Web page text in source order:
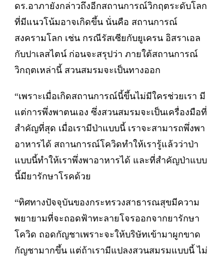
ดร.อาภายังกล่าวถึงอีกสถานการณ์วิกฤตระดับโลก
ที่มีแนวโน้มอาจเกิดขึ้น นั่นคือ สถานการณ์
สงครามโลก เช่น กรณีรัสเซียกับยูเครน อิสราเอล
กับปาเลสไตน์ ก่อนจะสรุปว่า ภายใต้สถานการณ์
วิกฤตเหล่านี้ สวนสมรมจะเป็นทางออก
“เพราะเมื่อเกิดสถานการณ์นี้ขึ้นไม่มีใครช่วยเรา มี
แต่การพึ่งพาตนเอง ซึ่งสวนสมรมจะเป็นเครื่องมือที่
สำคัญที่สุด เมื่อเรามีป่าแบบนี้ เราจะสามารถพึ่งพา
อาหารได้ สถานการณ์โควิดทำให้เรารู้แล้วว่าป่า
แบบนี้ทำให้เราพึ่งพาอาหารได้ และที่สำคัญป่าแบบ
นี้มียารักษาโรคด้วย
“ทิศทางปัจจุบันของกระทรวงสาธารณสุขมีความ
พยายามที่จะถอดฟ้าทะลายโจรออกจากยารักษา
โควิด ถอดกัญชาเพราะจะให้บริษัทเข้ามาผูกขาด
กัญชามากขึ้น แต่ถ้าเรามีแปลงสวนสมรมแบบนี้ ไม่